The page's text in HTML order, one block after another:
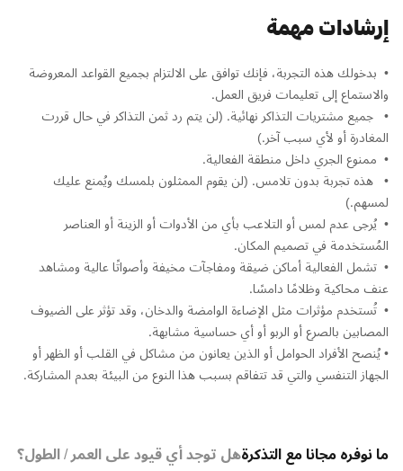
إرشادات مهمة
•⁠ ⁠بدخولك هذه التجربة، فإنك توافق على الالتزام بجميع القواعد المعروضة
والاستماع إلى تعليمات فريق العمل.
•⁠ ⁠ جميع مشتريات التذاكر نهائية. (لن يتم رد ثمن التذاكر في حال قررت
المغادرة أو لأي سبب آخر.)
•⁠ ⁠⁠ممنوع الجري داخل منطقة الفعالية.
•⁠ ⁠ هذه تجربة بدون تلامس. (لن يقوم الممثلون بلمسك ويُمنع عليك
لمسهم.)
•⁠ ⁠⁠يُرجى عدم لمس أو التلاعب بأي من الأدوات أو الزينة أو العناصر
المُستخدمة في تصميم المكان.
•⁠ ⁠⁠تشمل الفعالية أماكن ضيقة ومفاجآت مخيفة وأصواتًا عالية ومشاهد
عنف محاكية وظلامًا دامسًا.
•⁠ ⁠⁠تُستخدم مؤثرات مثل الإضاءة الوامضة والدخان، وقد تؤثر على الضيوف
المصابين بالصرع أو الربو أو أي حساسية مشابهة.
•⁠ يُنصح الأفراد الحوامل أو الذين يعانون من مشاكل في القلب أو الظهر أو
الجهاز التنفسي والتي قد تتفاقم بسبب هذا النوع من البيئة بعدم المشاركة.
ما نوفره مجانا مع التذكرةهل توجد أي قيود على العمر / الطول؟